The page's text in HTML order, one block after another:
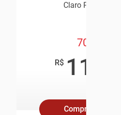
Claro Pós Pago
70GB
R$ 119
Compre Online